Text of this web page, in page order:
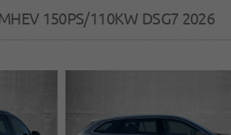
150PS/110KW DSG7 2026